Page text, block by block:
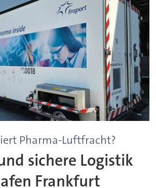
Pharma-Luftfracht?
sichere Logistik
Frankfurt